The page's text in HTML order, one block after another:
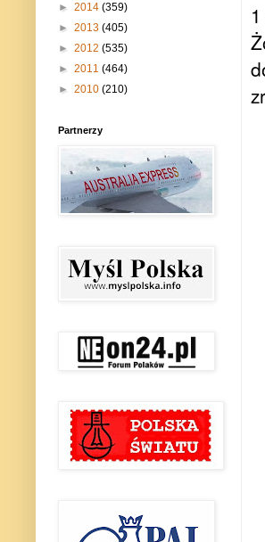
► 2014 (359)
► 2013 (405)
► 2012 (535)
► 2011 (464)
► 2010 (210)
Partnerzy